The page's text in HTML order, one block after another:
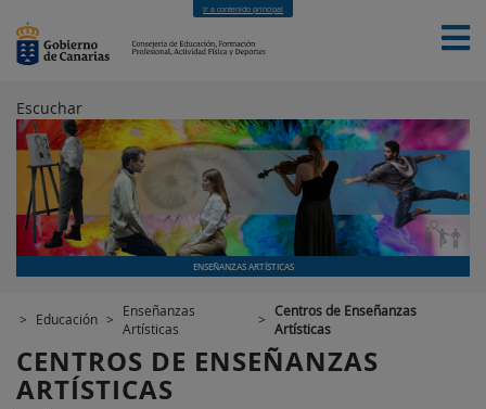
Ir a contenido principal
INICIO EDUCACIÓN
FORMACIÓN PROFESIONAL
CUALIFICACIONES PROFESIONALES
DEPORTES
CONTACTO
[INTRANET]
Escuchar
ENSEÑANZAS ARTÍSTICAS
> Educación >
Enseñanzas
Artísticas
> Centros de Enseñanzas
Artísticas
CENTROS DE ENSEÑANZAS
ARTÍSTICAS